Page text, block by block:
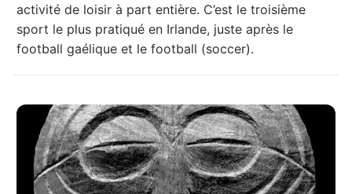
activité de loisir à part entière. C’est le troisième
sport le plus pratiqué en Irlande, juste après le
football gaélique et le football (soccer).